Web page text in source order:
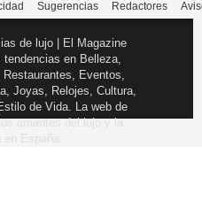
Sugerencias Redactores
de lujo | El Magazine
en Belleza,
Eventos,
Joyas, Relojes, Cultura,
de Vida. La web de
amantes del lujo y la